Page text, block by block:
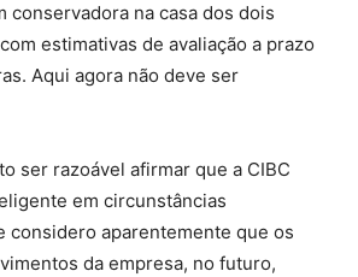
conservadora na casa dos dois
estimativas de avaliação a prazo
Aqui agora não deve ser
ser razoável afirmar que a CIBC
em circunstâncias
considero aparentemente que os
da empresa, no futuro,